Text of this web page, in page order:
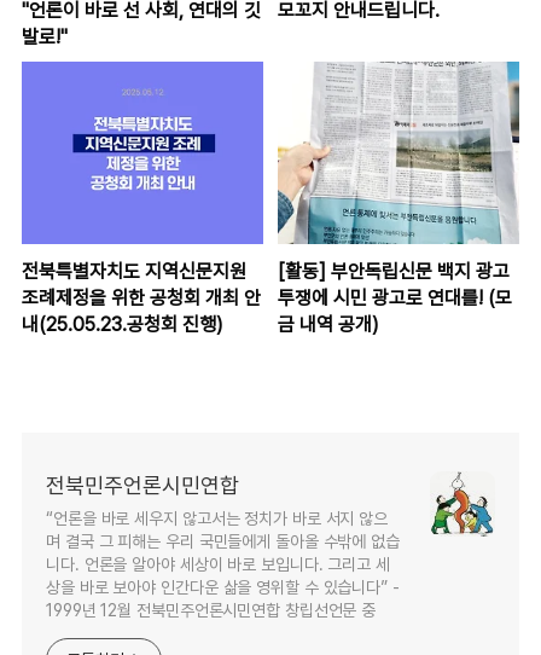
"언론이 바로 선 사회, 연대의 깃
발로!"
모꼬지 안내드립니다.
전북특별자치도 지역신문지원
조례제정을 위한 공청회 개최 안
내(25.05.23.공청회 진행)
[활동] 부안독립신문 백지 광고
투쟁에 시민 광고로 연대를! (모
금 내역 공개)
전북민주언론시민연합
“언론을 바로 세우지 않고서는 정치가 바로 서지 않으
며 결국 그 피해는 우리 국민들에게 돌아올 수밖에 없습
니다. 언론을 알아야 세상이 바로 보입니다. 그리고 세
상을 바로 보아야 인간다운 삶을 영위할 수 있습니다” -
1999년 12월 전북민주언론시민연합 창립선언문 중